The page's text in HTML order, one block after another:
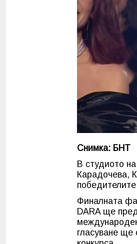
Снимка: БНТ
В студиото
Карадочева,
Финалната
DARA ще
гласуване ще